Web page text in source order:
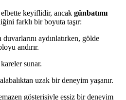
keyiflidir, ancak günbatımı
farklı bir boyuta taşır:
aydınlatırken, gölde
andırır.
sunar.
uzak bir deneyim yaşanır.
gösterisiyle eşsiz bir deneyim